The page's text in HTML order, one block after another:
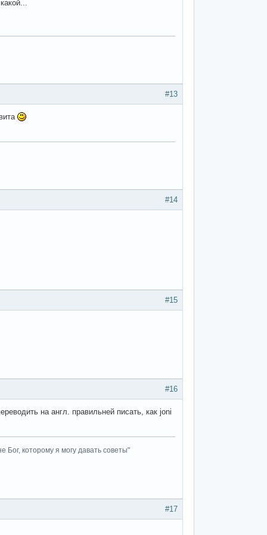
#13
#14
#15
#16
на англ. правильней писать, как joni
Бог, которому я могу давать советы"
#17